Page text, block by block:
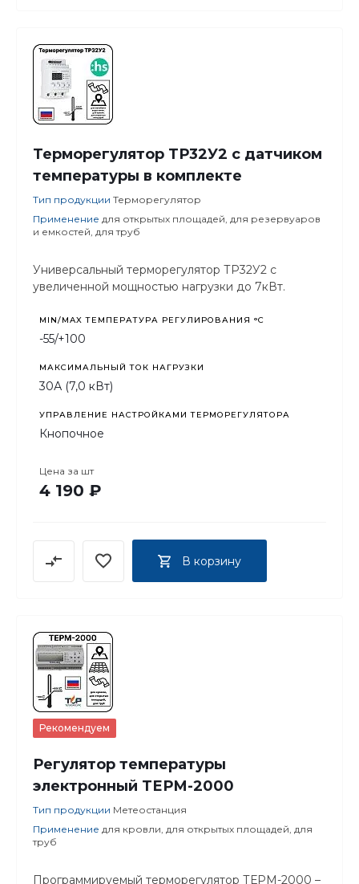
Терморегулятор ТР32У2 с датчиком
температуры в комплекте
Тип продукции Терморегулятор
Применение для открытых площадей, для резервуаров
и емкостей, для труб
Универсальный терморегулятор ТР32У2 с
увеличенной мощностью нагрузки до 7кВт.
MIN/MAX ТЕМПЕРАТУРА РЕГУЛИРОВАНИЯ °С
-55/+100
МАКСИМАЛЬНЫЙ ТОК НАГРУЗКИ
30А (7,0 кВт)
УПРАВЛЕНИЕ НАСТРОЙКАМИ ТЕРМОРЕГУЛЯТОРА
Кнопочное
Цена за шт
4 190 ₽
В корзину
Рекомендуем
Регулятор температуры
электронный ТЕРМ-2000
Тип продукции Метеостанция
Применение для кровли, для открытых площадей, для
труб
Программируемый терморегулятор ТЕРМ-2000 –